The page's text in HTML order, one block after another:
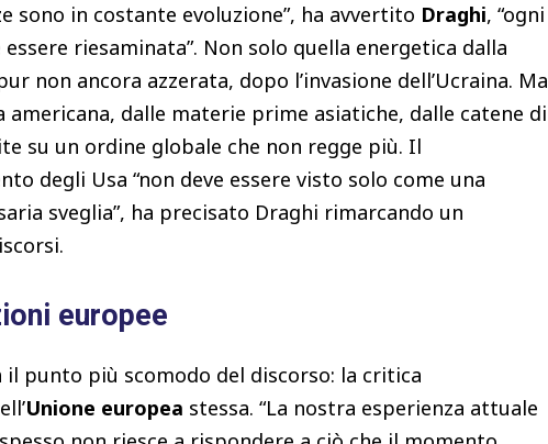
sono in costante evoluzione”, ha avvertito Draghi, “ogni
essere riesaminata”. Non solo quella energetica dalla
non ancora azzerata, dopo l’invasione dell’Ucraina. Ma
americana, dalle materie prime asiatiche, dalle catene di
su un ordine globale che non regge più. Il
degli Usa “non deve essere visto solo come una
sveglia”, ha precisato Draghi rimarcando un
europee
il punto più scomodo del discorso: la critica
Unione europea stessa. “La nostra esperienza attuale